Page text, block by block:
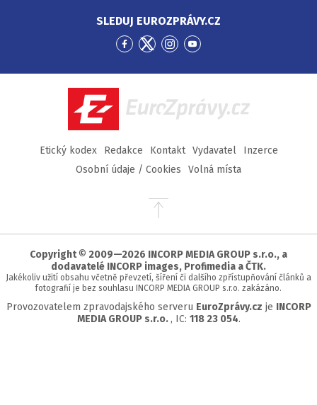
SLEDUJ EUROZPRÁVY.CZ
Přejít
Facebook
Přejít
Twitter
Přejít
Instagram
Přejít
YouTube
EuroZprávy.cz
Etický kodex Redakce Kontakt Vydavatel
Inzerce
Osobní údaje / Cookies
Volná místa
Přejít
stránky
Copyright © 2009—2026 INCORP MEDIA GROUP s.r.o., a
dodavatelé INCORP images, Profimedia a ČTK.
Jakékoliv užití obsahu včetně převzetí, šíření či dalšího zpřístupňování článků a
fotografií je bez souhlasu INCORP MEDIA GROUP s.r.o. zakázáno.
Provozovatelem zpravodajského serveru EuroZprávy.cz je INCORP
MEDIA GROUP s.r.o. , IC: 118 23 054.